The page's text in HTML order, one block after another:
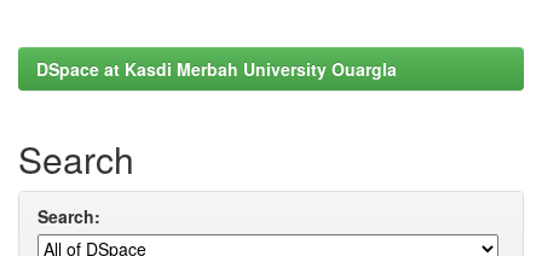
DSpace at Kasdi Merbah University Ouargla
Search
Search: